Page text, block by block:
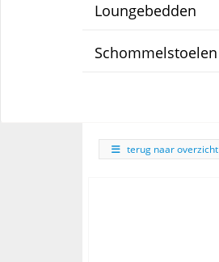
Loungebedden
Schommelstoelen
terug naar overzicht